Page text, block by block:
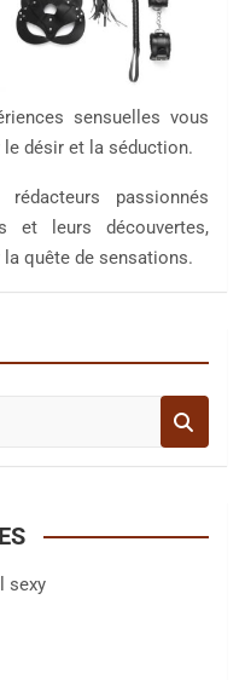
sensuelles vous
désir et la séduction.
passionnés
et leurs découvertes,
quête de sensations.
sexy